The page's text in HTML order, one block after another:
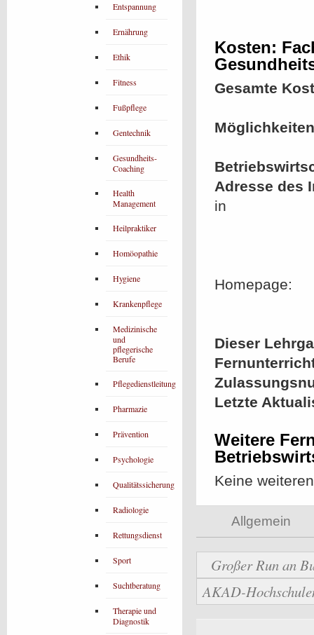
Kosten:
Gesamte
Adresse des
in
Homepage:
Dieser
Letzte
Weitere
Keine
Allgemein
Großer Run an
AKAD-
Entspannung
Ernährung
Ethik
Fitness
Fußpflege
Gentechnik
Gesundheits-
Coaching
Health
Management
Heilpraktiker
Homöopathie
Hygiene
Krankenpflege
Medizinische
und
pflegerische
Berufe
Pflegedienstleitung
Pharmazie
Prävention
Psychologie
Qualitätssicherung
Radiologie
Rettungsdienst
Sport
Suchtberatung
Therapie und
Diagnostik